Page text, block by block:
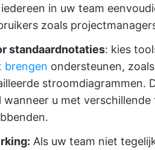
in uw team
zoals
standaardnotaties: kies
brengen ondersteunen,
stroomdiagrammen.
u met
Als uw team niet